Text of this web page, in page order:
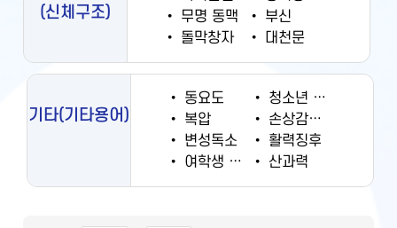
(신체구조)
•
무명 동맥 •
부신
•
돌막창자 • 대천문
기타(기타용어)
• 동요도 •
청소년 궐련 현재 흡연율
•
복압 •
손상감시정보
•
변성독소 •
활력징후
•
여학생 흡연율 • 산과력